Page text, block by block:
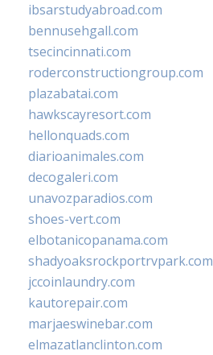
ibsarstudyabroad.com
bennusehgall.com
tsecincinnati.com
roderconstructiongroup.com
plazabatai.com
hawkscayresort.com
hellonquads.com
diarioanimales.com
decogaleri.com
unavozparadios.com
shoes-vert.com
elbotanicopanama.com
shadyoaksrockportrvpark.com
jccoinlaundry.com
kautorepair.com
marjaeswinebar.com
elmazatlanclinton.com